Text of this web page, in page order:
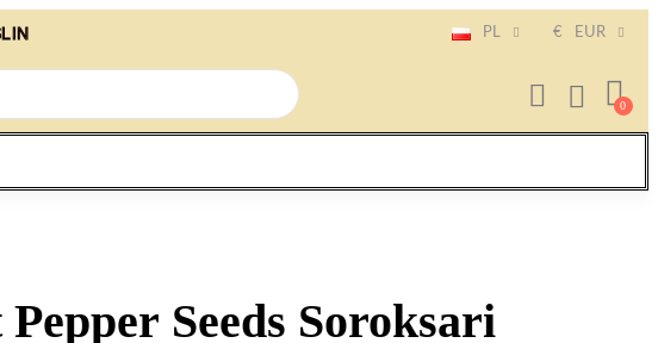
PL € EUR
Pepper Seeds Soroksari